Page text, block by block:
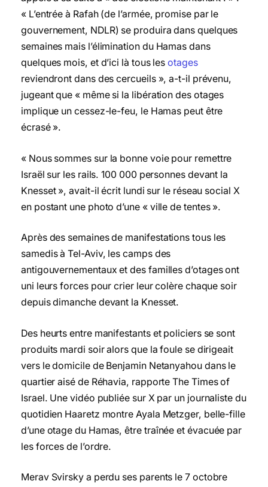
« L’entrée à Rafah (de l’armée, promise par le
gouvernement, NDLR) se produira dans quelques
semaines mais l’élimination du Hamas dans
quelques mois, et d’ici là tous lesotages
reviendront dans des cercueils », a-t-il prévenu,
jugeant que « même si la libération des otages
implique un cessez-le-feu, le Hamas peut être
écrasé ».
« Nous sommes sur la bonne voie pour remettre
Israël sur les rails. 100 000 personnes devant la
Knesset », avait-il écrit lundi sur le réseau social X
en postant une photo d’une « ville de tentes ».
Après des semaines de manifestations tous les
samedis à Tel-Aviv, les camps des
antigouvernementaux et des familles d’otages ont
uni leurs forces pour crier leur colère chaque soir
depuis dimanche devant la Knesset.
Des heurts entre manifestants et policiers se sont
produits mardi soir alors que la foule se dirigeait
vers le domicile de Benjamin Netanyahou dans le
quartier aisé de Réhavia, rapporte The Times of
Israel. Une vidéo publiée sur X par un journaliste du
quotidien Haaretz montre Ayala Metzger, belle-fille
d’une otage du Hamas, être traînée et évacuée par
les forces de l’ordre.
Merav Svirsky a perdu ses parents le 7 octobre